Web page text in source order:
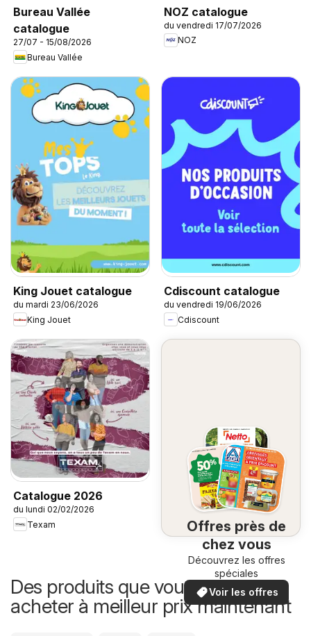
Bureau Vallée
catalogue
27/07 - 15/08/2026
Bureau Vallée
NOZ catalogue
du vendredi 17/07/2026
NOZ
King Jouet catalogue
du mardi 23/06/2026
King Jouet
Cdiscount catalogue
du vendredi 19/06/2026
Cdiscount
Catalogue 2026
du lundi 02/02/2026
Texam
Offres près de
chez vous
Découvrez les offres
spéciales
Voir les offres
Des produits que vous pouvez
acheter à meilleur prix maintenant